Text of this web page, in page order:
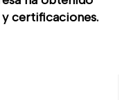
certificaciones.